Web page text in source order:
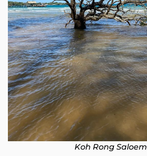
Koh Rong Saloem